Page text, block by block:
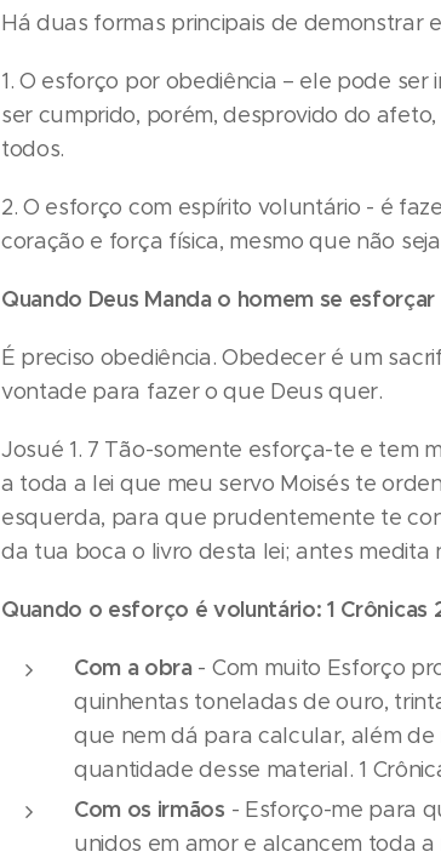
Há duas formas principais de demonstrar
1. O esforço por obediência – ele pode
ser cumprido, porém, desprovido do
todos.
2. O esforço com espírito voluntário - é
coração e força física, mesmo que não
Quando Deus Manda o homem se esforçar
É preciso obediência. Obedecer é um
vontade para fazer o que Deus quer.
Josué 1. 7 Tão-somente esforça-te e tem
a toda a lei que meu servo Moisés te
esquerda, para que prudentemente te
da tua boca o livro desta lei; antes medita
Quando o esforço é voluntário: 1 Crônicas
Com a obra- Com muito Esforço
quinhentas toneladas de ouro,
que nem dá para calcular, além
quantidade desse material. 1
Com os irmãos - Esforço-me para
unidos em amor e alcancem toda